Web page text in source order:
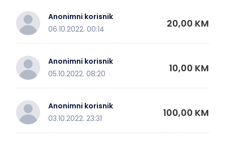
Anonimni korisnik
06.10.2022. 00:14
20,00 KM
Anonimni korisnik
05.10.2022. 08:20
10,00 KM
Anonimni korisnik
03.10.2022. 23:31
100,00 KM